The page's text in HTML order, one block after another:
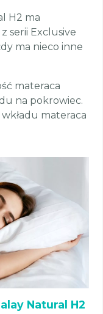
H2 ma
serii Exclusive
ma nieco inne
materaca
na pokrowiec.
materaca
Natural H2